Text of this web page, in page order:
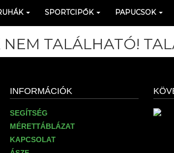
SPORTCIPŐK PAPUCSOK
NEM TALÁLHATÓ!
INFORMÁCIÓK
SEGÍTSÉG
MÉRETTÁBLÁZAT
KAPCSOLAT